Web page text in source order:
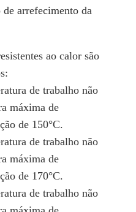
arrefecimento da
ao calor são
de trabalho não
máxima de
de 150°C.
de trabalho não
máxima de
de 170°C.
de trabalho não